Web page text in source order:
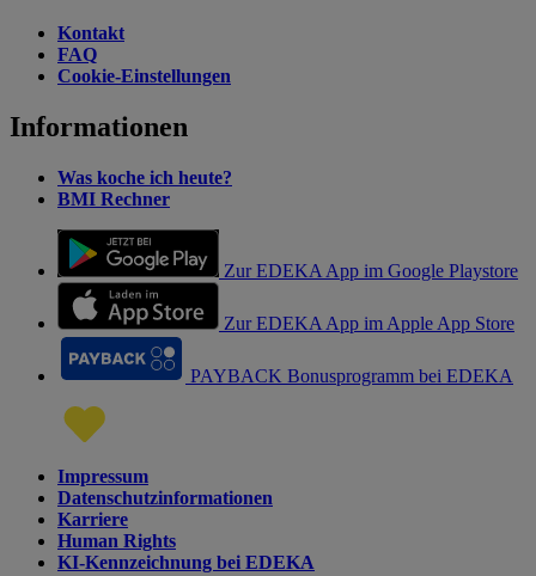
Kontakt
FAQ
Cookie-Einstellungen
Informationen
Was koche ich heute?
BMI Rechner
Zur EDEKA App im Google Playstore
Zur EDEKA App im Apple App Store
PAYBACK Bonusprogramm bei EDEKA
Impressum
Datenschutzinformationen
Karriere
Human Rights
KI-Kennzeichnung bei EDEKA